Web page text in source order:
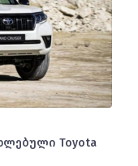
Toyota